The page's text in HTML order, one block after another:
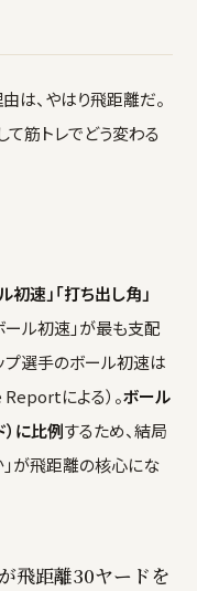
は、やはり飛距離だ。
筋トレでどう変わる
初速」「打ち出し角」
ール初速」が最も支配
プ選手のボール初速は
による）。ボール
に比例するため、結局
」が飛距離の核心にな
飛距離30ヤードを